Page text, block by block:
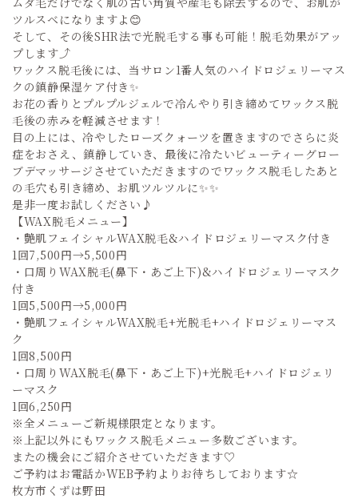
ツルスベになりますよ😊
そして、その後SHR法で光脱毛する事も可能！脱毛効果がアッ
プします⤴️
ワックス脱毛後には、当サロン1番人気のハイドロジェリーマス
クの鎮静保湿ケア付き✨
お花の香りとプルプルジェルで冷んやり引き締めてワックス脱
毛後の赤みを軽減させます！
目の上には、冷やしたローズクォーツを置きますのでさらに炎
症をおさえ、鎮静していき、最後に冷たいビューティーグロー
ブデマッサージさせていただきますのでワックス脱毛したあと
の毛穴も引き締め、お肌ツルツルに✨✨
是非一度お試しください♪
【WAX脱毛メニュー】
・艶肌フェイシャルWAX脱毛&ハイドロジェリーマスク付き
1回7,500円→5,500円
・口周りWAX脱毛(鼻下・あご上下)&ハイドロジェリーマスク
付き
1回5,500円→5,000円
・艶肌フェイシャルWAX脱毛+光脱毛+ハイドロジェリーマス
ク
1回8,500円
・口周りWAX脱毛(鼻下・あご上下)+光脱毛+ハイドロジェリ
ーマスク
1回6,250円
※全メニューご新規様限定となります。
※上記以外にもワックス脱毛メニュー多数ございます。
またの機会にご紹介させていただきます♡
ご予約はお電話かWEB予約よりお待ちしております☆
枚方市くずは野田